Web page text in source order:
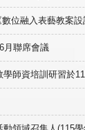
位融入表藝教案
月聯席會議
師資培訓研習於